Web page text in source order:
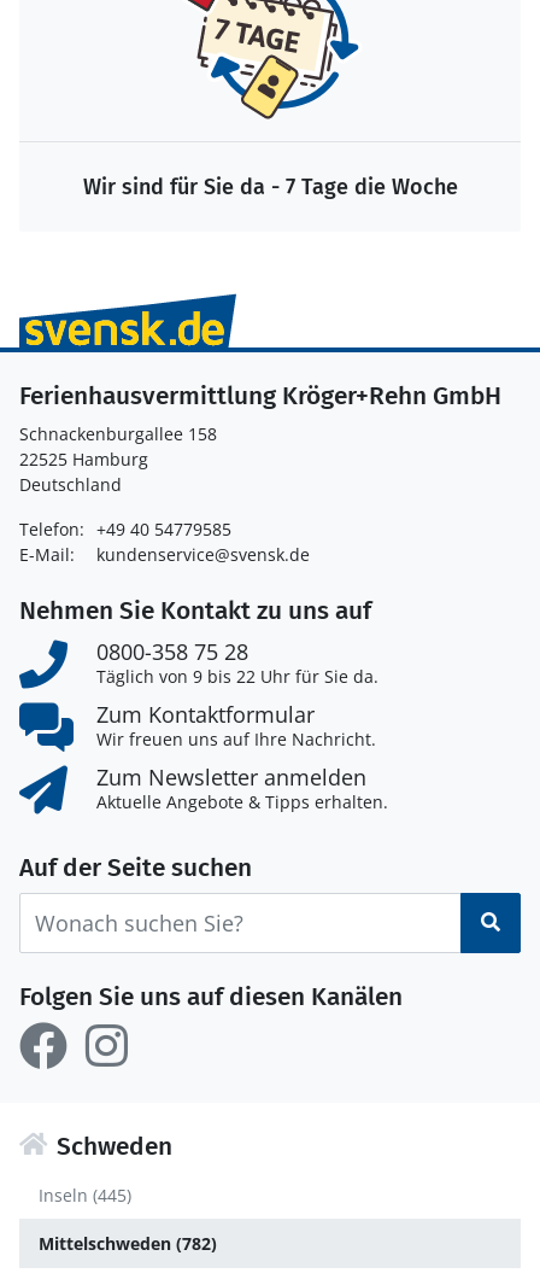
Wir sind für Sie da - 7 Tage die Woche
Ferienhausvermittlung Kröger+Rehn GmbH
Schnackenburgallee 158
22525 Hamburg
Deutschland
Telefon: +49 40 54779585
E-Mail:
kundenservice@svensk.de
Nehmen Sie Kontakt zu uns auf
0800-358 75 28
Täglich von 9 bis 22 Uhr für Sie da.
Zum Kontaktformular
Wir freuen uns auf Ihre Nachricht.
Zum Newsletter anmelden
Aktuelle Angebote & Tipps erhalten.
Auf der Seite suchen
Folgen Sie uns auf diesen Kanälen
Schweden
Inseln (445)
Mittelschweden (782)